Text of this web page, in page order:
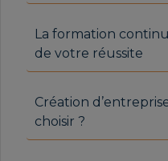
La formation
de votre réussite
Création
choisir ?